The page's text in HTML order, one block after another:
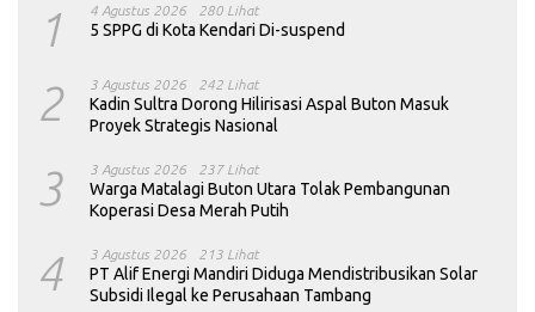
1 4 Agustus 2026 280 Lihat
5 SPPG di Kota Kendari Di-suspend
2 3 Agustus 2026 242 Lihat
Kadin Sultra Dorong Hilirisasi Aspal Buton Masuk
Proyek Strategis Nasional
3 3 Agustus 2026 237 Lihat
Warga Matalagi Buton Utara Tolak Pembangunan
Koperasi Desa Merah Putih
4 3 Agustus 2026 213 Lihat
PT Alif Energi Mandiri Diduga Mendistribusikan Solar
Subsidi Ilegal ke Perusahaan Tambang